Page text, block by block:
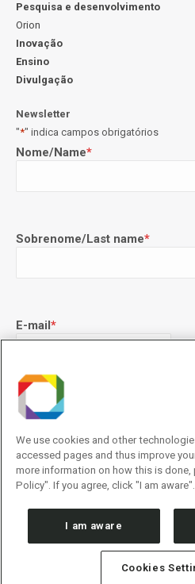
Pesquisa e desenvolvimento
Orion
Inovação
Ensino
Divulgação
Newsletter
"*" indica campos obrigatórios
Nome/Name*
Sobrenome/Last name*
E-mail*
Declaração de consentimento
Privacidade/I agree to the terms of
Policy.
We use cookies and other
accessed pages and thus improve
more information on how this is
Policy". If you agree, click "I am aware".
I am aware
Cookies